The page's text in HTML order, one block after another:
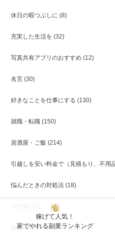
休日の暇つぶしに (8)
充実した生活を (32)
写真共有アプリのおすすめ (12)
名言 (30)
好きなことを仕事にする (130)
就職・転職 (150)
居酒屋・ご飯 (214)
引越しを安い料金で（見積もり、不用
悩んだときの対処法 (18)
格安SIMカードのおすすめ (15)
稼げて人気！
家でやれる副業ランキング